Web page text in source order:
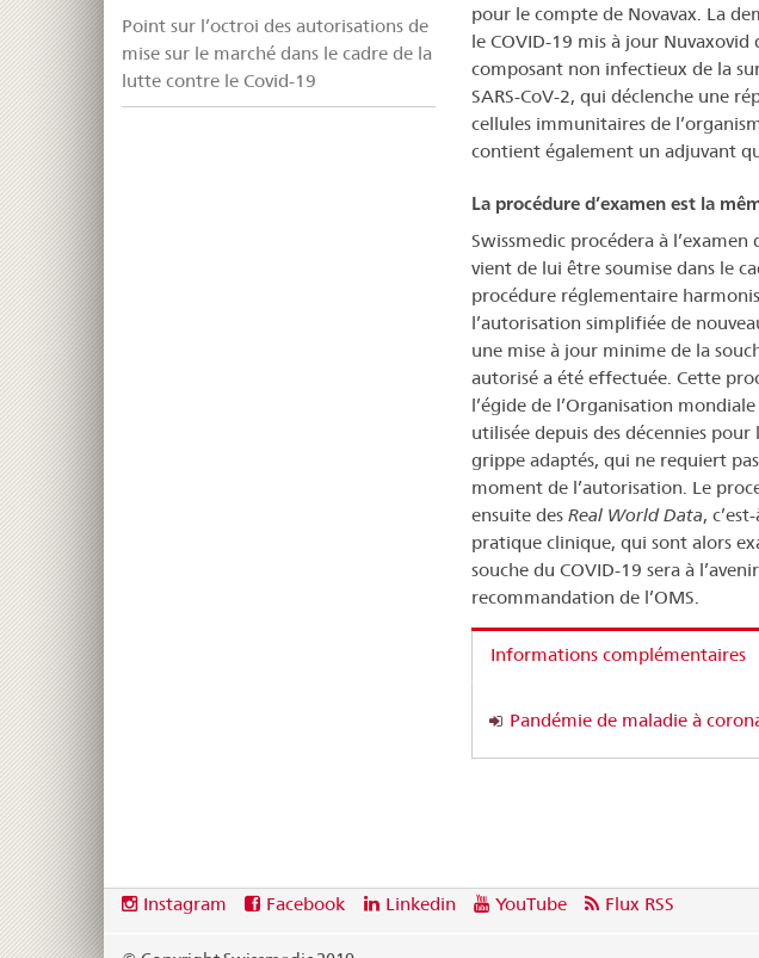
Point sur l’octroi des autorisations de
mise sur le marché dans le cadre de la
lutte contre le Covid-19
pour le compte de Novavax. La
le COVID-19 mis à jour
composant non infectieux de la
SARS-CoV-2, qui déclenche une
cellules immunitaires de
contient également un adjuvant
La procédure d’examen est la
Swissmedic procédera à
vient de lui être soumise dans le
procédure réglementaire
l’autorisation simplifiée de
une mise à jour minime de la
autorisé a été effectuée. Cette
l’égide de l’Organisation
utilisée depuis des décennies
grippe adaptés, qui ne requiert
moment de l’autorisation. Le
ensuite des Real World Data,
pratique clinique, qui sont alors
souche du COVID-19 sera à
recommandation de l’OMS.
Informations complémentaires
Pandémie de maladie à
Footer
Social
links
Instagram Facebook Linkedin YouTube Flux RSS